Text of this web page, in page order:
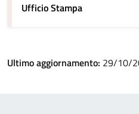
Ufficio Stampa
Ultimo aggiornamento: 29/10/